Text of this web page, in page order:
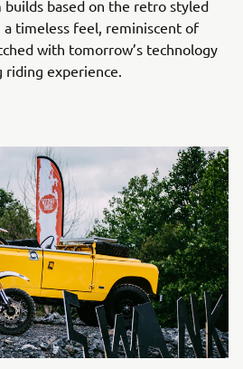
builds based on the retro styled
a timeless feel, reminiscent of
with tomorrow’s technology
experience.